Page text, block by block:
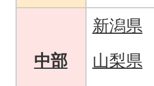
中部
新潟県
山梨県